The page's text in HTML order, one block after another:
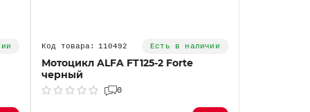
110492 Есть в наличии
Мотоцикл ALFA FT125-2 Forte
черный
0